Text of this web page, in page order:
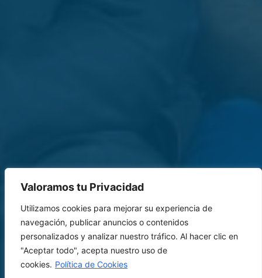
Valoramos tu Privacidad
Utilizamos cookies para mejorar su experiencia de
navegación, publicar anuncios o contenidos
personalizados y analizar nuestro tráfico. Al hacer clic en
"Aceptar todo", acepta nuestro uso de
cookies. Política de Cookies